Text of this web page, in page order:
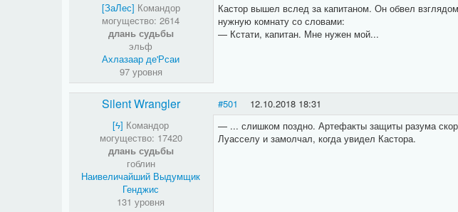
[ЗаЛес] Командор
могущество: 2614
длань судьбы
эльф
Ахлазаар де'Рсаи
97 уровня
Кастор вышел вслед за капитаном. Он обвел
нужную комнату со словами:
— Кстати, капитан. Мне нужен мой...
Silent Wrangler #501 12.10.2018 18:31
[​ϟ] Командор
могущество: 17420
длань судьбы
гоблин
Наивеличайший Выдумщик
Генджис
131 уровня
— ... слишком поздно. Артефакты защиты разума
Луасселу и замолчал, когда увидел Кастора.